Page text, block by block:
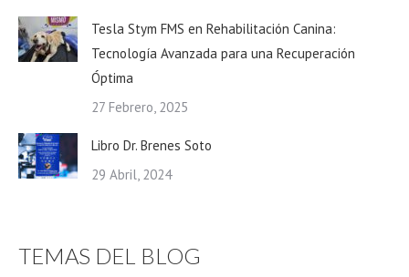
Tesla Stym FMS en Rehabilitación Canina:
Tecnología Avanzada para una Recuperación
Óptima
27 Febrero, 2025
Libro Dr. Brenes Soto
29 Abril, 2024
TEMAS DEL BLOG